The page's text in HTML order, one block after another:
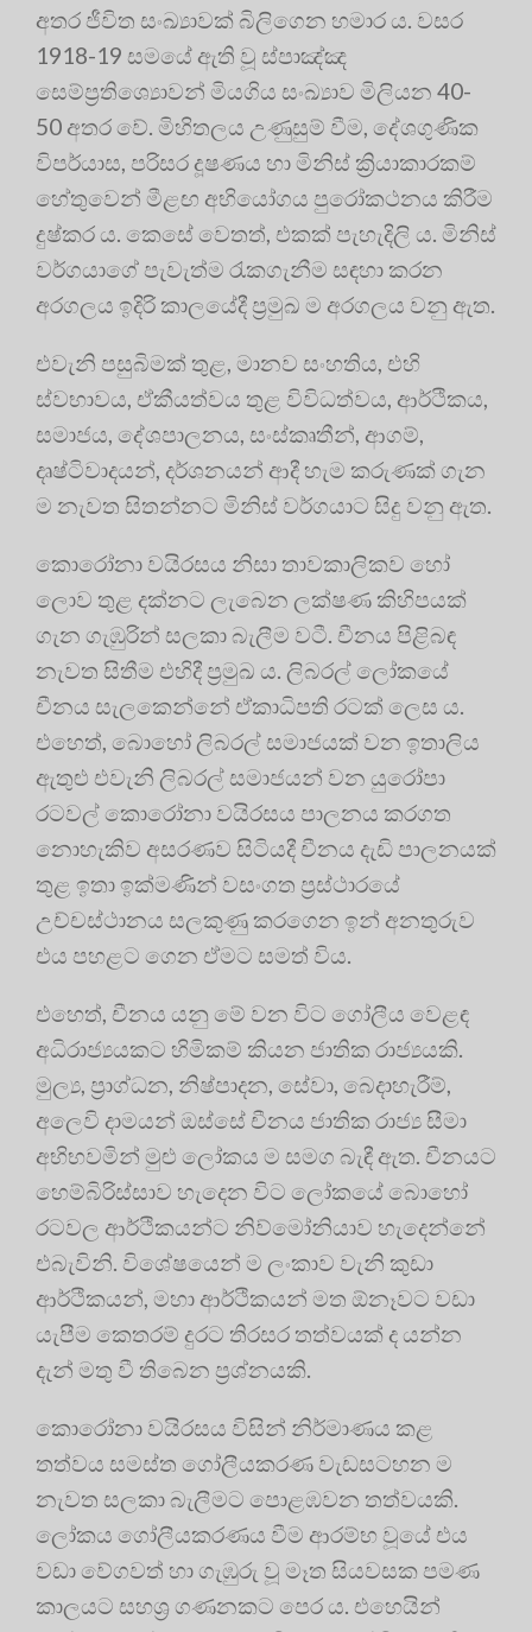
අතර ජීවිත සංඛ්‍යාවක් බිලිගෙන හමාර ය. වසර
1918-19 සමයේ ඇති වූ ස්පාඤ්ඤ
සෙම්ප්‍රතිශ්‍යාෙවන් මියගිය සංඛ්‍යාව මිලියන 40-
50 අතර වේ. මිහිතලය උණුසුම් වීම, දේශගුණික
විපර්යාස, පරිසර දූෂණය හා මිනිස් ක්‍රියාකාරකම්
හේතුවෙන් මීළඟ අභියෝගය පුරෝකථනය කිරීම
දුෂ්කර ය. කෙසේ වෙතත්, එකක් පැහැදිලි ය. මිනිස්
වර්ගයාගේ පැවැත්ම රැකගැනීම සඳහා කරන
අරගලය ඉදිරි කාලයේදී ප්‍රමුඛ ම අරගලය වනු ඇත.
එවැනි පසුබිමක් තුළ, මානව සංහතිය, එහි
ස්වභාවය, ඒකීයත්වය තුළ විවිධත්වය, ආර්ථිකය,
සමාජය, දේශපාලනය, සංස්කෘතීන්, ආගම්,
දෘෂ්ටිවාදයන්, දර්ශනයන් ආදී හැම කරුණක් ගැන
ම නැවත සිතන්නට මිනිස් වර්ගයාට සිදු වනු ඇත.
කොරෝනා වයිරසය නිසා තාවකාලිකව හෝ
ලොව තුළ දක්නට ලැබෙන ලක්ෂණ කිහිපයක්
ගැන ගැඹුරින් සලකා බැලීම වටී. චීනය පිළිබඳ
නැවත සිතීම එහිදී ප්‍රමුඛ ය. ලිබරල් ලෝකයේ
චීනය සැලකෙන්නේ ඒකාධිපති රටක් ලෙස ය.
එහෙත්, බොහෝ ලිබරල් සමාජයක් වන ඉතාලිය
ඇතුළු එවැනි ලිබරල් සමාජයන් වන යුරෝපා
රටවල් කොරෝනා වයිරසය පාලනය කරගත
නොහැකිව අසරණව සිටියදී චීනය දැඩි පාලනයක්
තුළ ඉතා ඉක්මණින් වසංගත ප්‍රස්ථාරයේ
උච්චස්ථානය සලකුණු කරගෙන ඉන් අනතුරුව
එය පහළට ගෙන ඒමට සමත් විය.
එහෙත්, චීනය යනු මේ වන විට ගෝලීය වෙළඳ
අධිරාජ්‍යයකට හිමිකම් කියන ජාතික රාජ්‍යයකි.
මුල්‍ය, ප්‍රාග්ධන, නිෂ්පාදන, සේවා, බෙදාහැරීම්,
අලෙවි දාමයන් ඔස්සේ චීනය ජාතික රාජ්‍ය සීමා
අභිභවමින් මුළු ලෝකය ම සමග බැඳී ඇත. චීනයට
හෙම්බිරිස්සාව හැදෙන විට ලෝකයේ බොහෝ
රටවල ආර්ථිකයන්ට නිව්මෝනියාව හැදෙන්නේ
එබැවිනි. විශේෂයෙන් ම ලංකාව වැනි කුඩා
ආර්ථිකයන්, මහා ආර්ථිකයන් මත ඕනෑවට වඩා
යැපීම කෙතරම් දුරට තිරසර තත්වයක් ද යන්න
දැන් මතු වී තිබෙන ප්‍රශ්නයකි.
කොරෝනා වයිරසය විසින් නිර්මාණය කළ
තත්වය සමස්ත ගෝලීයකරණ වැඩසටහන ම
නැවත සලකා බැලීමට පොළඹවන තත්වයකි.
ලෝකය ගෝලීයකරණය වීම ආරම්භ වූයේ එය
වඩා වේගවත් හා ගැඹුරු වූ මෑත සියවසක පමණ
කාලයට සහශ්‍ර ගණනකට පෙර ය. එහෙයින්